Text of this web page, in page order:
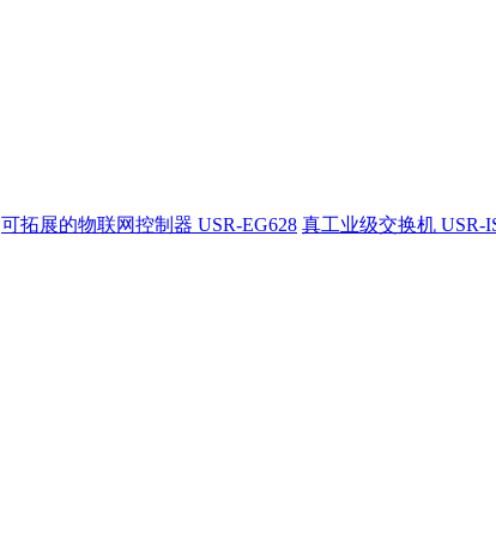
可拓展的物联网控制器 USR-EG628 真工业级交换机 USR-